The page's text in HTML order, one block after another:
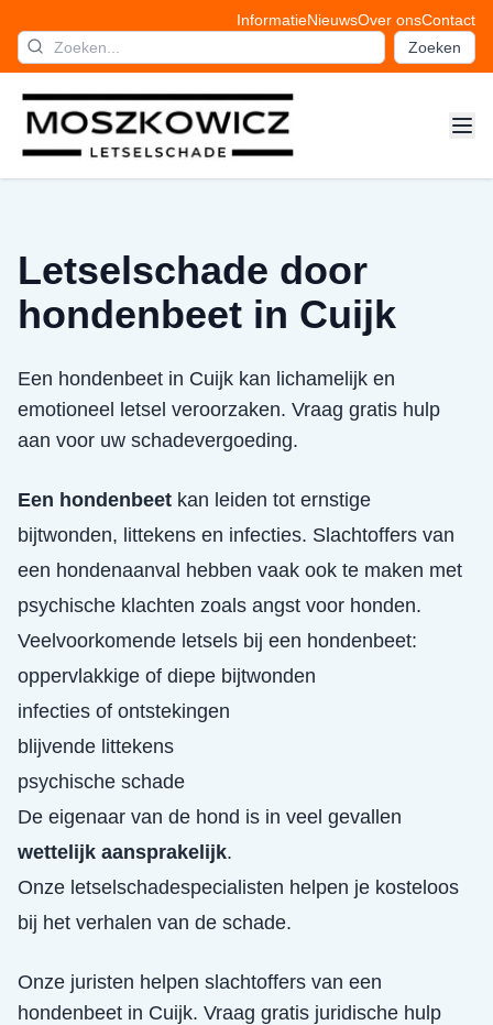
InformatieNieuwsOver onsContact
Zoeken
Letselschade door
hondenbeet in Cuijk
Een hondenbeet in Cuijk kan lichamelijk en
emotioneel letsel veroorzaken. Vraag gratis hulp
aan voor uw schadevergoeding.
Een hondenbeet kan leiden tot ernstige
bijtwonden, littekens en infecties. Slachtoffers van
een hondenaanval hebben vaak ook te maken met
psychische klachten zoals angst voor honden.
Veelvoorkomende letsels bij een hondenbeet:
oppervlakkige of diepe bijtwonden
infecties of ontstekingen
blijvende littekens
psychische schade
De eigenaar van de hond is in veel gevallen
wettelijk aansprakelijk.
Onze letselschadespecialisten helpen je kosteloos
bij het verhalen van de schade.
Onze juristen helpen slachtoffers van een
hondenbeet in Cuijk. Vraag gratis juridische hulp